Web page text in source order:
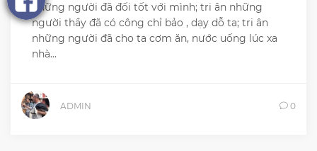
những người đã đối tốt với mình; tri ân những
người thầy đã có công chỉ bảo , dạy dỗ ta; tri ân
những người đã cho ta cơm ăn, nước uống lúc xa
nhà...
ADMIN 0